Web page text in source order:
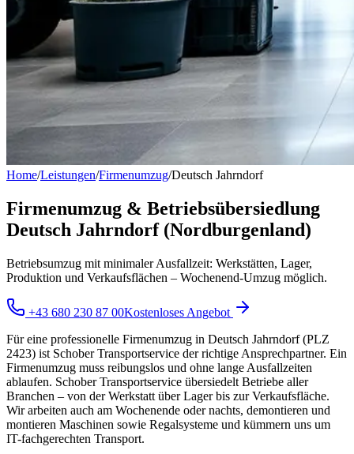
Home/Leistungen/Firmenumzug/Deutsch Jahrndorf
Firmenumzug & Betriebsübersiedlung
Deutsch Jahrndorf (Nordburgenland)
Betriebsumzug mit minimaler Ausfallzeit: Werkstätten, Lager,
Produktion und Verkaufsflächen – Wochenend-Umzug möglich.
+43 680 230 87 00Kostenloses Angebot
Für eine professionelle Firmenumzug in Deutsch Jahrndorf (PLZ
2423) ist Schober Transportservice der richtige Ansprechpartner. Ein
Firmenumzug muss reibungslos und ohne lange Ausfallzeiten
ablaufen. Schober Transportservice übersiedelt Betriebe aller
Branchen – von der Werkstatt über Lager bis zur Verkaufsfläche.
Wir arbeiten auch am Wochenende oder nachts, demontieren und
montieren Maschinen sowie Regalsysteme und kümmern uns um
IT-fachgerechten Transport.